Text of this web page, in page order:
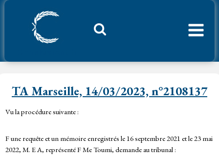
Aller
TA Marseille, 14/03/2023, n°2108137
Vu la procédure suivante :
F une requête et un mémoire enregistrés le 16 septembre 2021 et le 23 mai
2022, M. E A, représenté F Me Toumi, demande au tribunal :